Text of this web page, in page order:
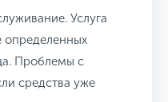
Услуга
определенных
Проблемы с
средства уже